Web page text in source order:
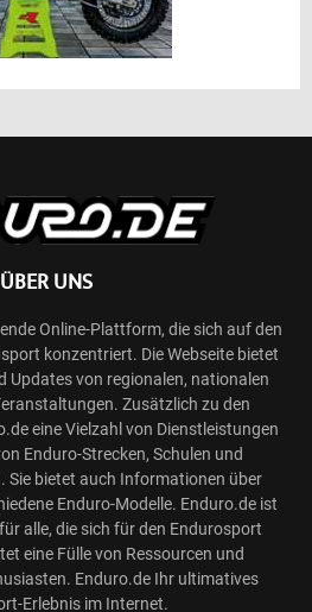
ÜBER UNS
Online-Plattform, die sich auf den
konzentriert. Die Webseite bietet
Updates von regionalen, nationalen
Zusätzlich zu den
eine Vielzahl von Dienstleistungen
Enduro-Strecken, Schulen und
Sie bietet auch Informationen über
Enduro-Modelle. Enduro.de ist
alle, die sich für den Endurosport
eine Fülle von Ressourcen und
Enduro.de Ihr ultimatives
Erlebnis im Internet.